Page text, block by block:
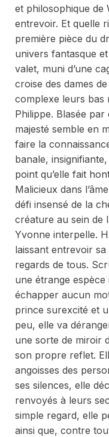
et philosophique de
entrevoir. Et quelle
première pièce du
univers fantasque
valet, muni d’une
croise des dames
complexe leurs bas
Philippe. Blasée
majesté semble en
faire la
banale,
point qu’elle fait
Malicieux dans
défi insensé de la
créature au sein de
Yvonne interpelle.
laissant entrevoir sa
regards de tous.
une étrange
échapper aucun
prince surexcité et
peu, elle va
une sorte de miroir
son propre reflet.
angoisses des
ses silences, elle
renvoyés à leurs
simple regard, elle
ainsi que, contre